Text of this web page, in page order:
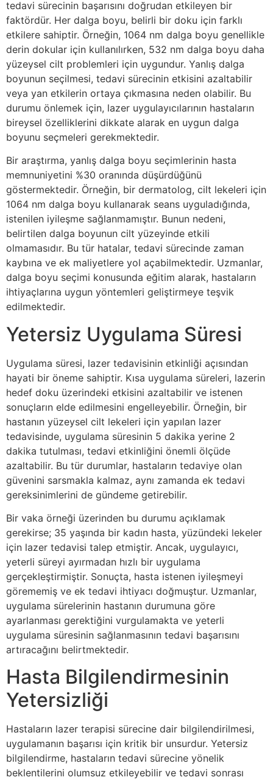
tedavi sürecinin başarısını doğrudan etkileyen bir
faktördür. Her dalga boyu, belirli bir doku için farklı
etkilere sahiptir. Örneğin, 1064 nm dalga boyu genellikle
derin dokular için kullanılırken, 532 nm dalga boyu daha
yüzeysel cilt problemleri için uygundur. Yanlış dalga
boyunun seçilmesi, tedavi sürecinin etkisini azaltabilir
veya yan etkilerin ortaya çıkmasına neden olabilir. Bu
durumu önlemek için, lazer uygulayıcılarının hastaların
bireysel özelliklerini dikkate alarak en uygun dalga
boyunu seçmeleri gerekmektedir.
Bir araştırma, yanlış dalga boyu seçimlerinin hasta
memnuniyetini %30 oranında düşürdüğünü
göstermektedir. Örneğin, bir dermatolog, cilt lekeleri için
1064 nm dalga boyu kullanarak seans uyguladığında,
istenilen iyileşme sağlanmamıştır. Bunun nedeni,
belirtilen dalga boyunun cilt yüzeyinde etkili
olmamasıdır. Bu tür hatalar, tedavi sürecinde zaman
kaybına ve ek maliyetlere yol açabilmektedir. Uzmanlar,
dalga boyu seçimi konusunda eğitim alarak, hastaların
ihtiyaçlarına uygun yöntemleri geliştirmeye teşvik
edilmektedir.
Yetersiz Uygulama Süresi
Uygulama süresi, lazer tedavisinin etkinliği açısından
hayati bir öneme sahiptir. Kısa uygulama süreleri, lazerin
hedef doku üzerindeki etkisini azaltabilir ve istenen
sonuçların elde edilmesini engelleyebilir. Örneğin, bir
hastanın yüzeysel cilt lekeleri için yapılan lazer
tedavisinde, uygulama süresinin 5 dakika yerine 2
dakika tutulması, tedavi etkinliğini önemli ölçüde
azaltabilir. Bu tür durumlar, hastaların tedaviye olan
güvenini sarsmakla kalmaz, aynı zamanda ek tedavi
gereksinimlerini de gündeme getirebilir.
Bir vaka örneği üzerinden bu durumu açıklamak
gerekirse; 35 yaşında bir kadın hasta, yüzündeki lekeler
için lazer tedavisi talep etmiştir. Ancak, uygulayıcı,
yeterli süreyi ayırmadan hızlı bir uygulama
gerçekleştirmiştir. Sonuçta, hasta istenen iyileşmeyi
görememiş ve ek tedavi ihtiyacı doğmuştur. Uzmanlar,
uygulama sürelerinin hastanın durumuna göre
ayarlanması gerektiğini vurgulamakta ve yeterli
uygulama süresinin sağlanmasının tedavi başarısını
artıracağını belirtmektedir.
Hasta Bilgilendirmesinin
Yetersizliği
Hastaların lazer terapisi sürecine dair bilgilendirilmesi,
uygulamanın başarısı için kritik bir unsurdur. Yetersiz
bilgilendirme, hastaların tedavi sürecine yönelik
beklentilerini olumsuz etkileyebilir ve tedavi sonrası